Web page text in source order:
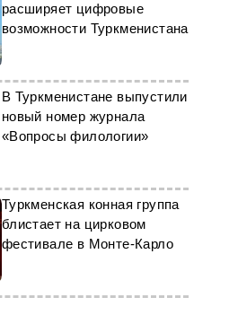
расширяет цифровые
возможности Туркменистана
В Туркменистане выпустили
новый номер журнала
«Вопросы филологии»
Туркменская конная группа
блистает на цирковом
фестивале в Монте-Карло